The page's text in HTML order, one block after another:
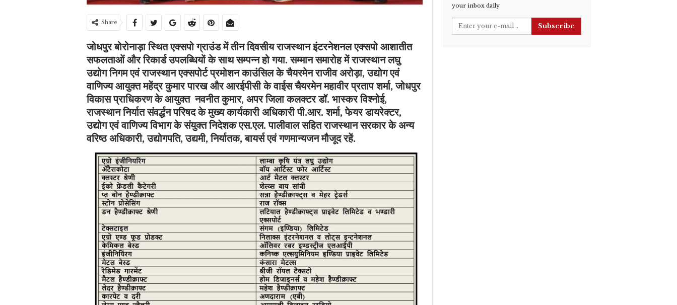
Share
जोधपुर बोरोनाड़ा स्थित एक्सपो ग्राउंड में तीन दिवसीय राजस्थान इंटरनेशनल एक्सपो आशातीत
सफलताओं और रिकार्ड उपलब्धियों के साथ सम्पन्न हो गया.सम्मान समारोह में राजस्थान लघु
उद्योग निगम एवं राजस्थान एक्सपोर्ट प्रमोशन काउंसिल के चैयरमेन राजीव अरोड़ा, उद्योग एवं
वाणिज्य आयुक्त महेंद्र कुमार पारख और आरईपीसी के वाईस चैयरमेन महावीर प्रताप शर्मा, जोधपुर
विकास प्राधिकरण के आयुक्त नवनीत कुमार, अपर जिला कलक्टर डॉ. भास्कर विश्नोई,
राजस्थान निर्यात संवर्द्धन परिषद के मुख्य कार्यकारी अधिकारी पी.आर. शर्मा, फेयर डायरेक्टर,
उद्योग एवं वाणिज्य विभाग के संयुक्त निदेशक एस.एल. पालीवाल सहित राजस्थान सरकार के अन्य
वरिष्ठ अधिकारी, उद्योगपति, उद्यमी, निर्यातक, बायर्स एवं गणमान्यजन मौजूद रहें.
your inbox daily
Subscribe